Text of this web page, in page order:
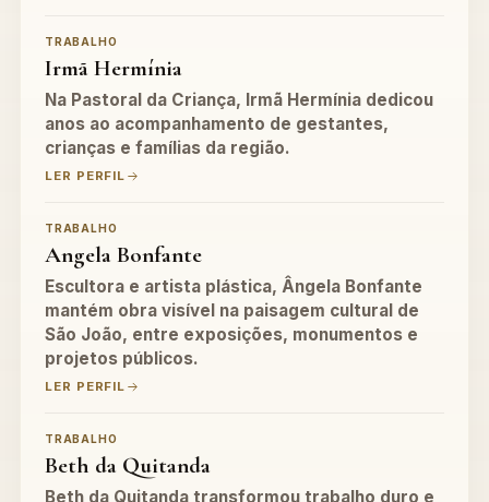
TRABALHO
Irmã Hermínia
Na Pastoral da Criança, Irmã Hermínia dedicou
anos ao acompanhamento de gestantes,
crianças e famílias da região.
LER PERFIL
TRABALHO
Angela Bonfante
Escultora e artista plástica, Ângela Bonfante
mantém obra visível na paisagem cultural de
São João, entre exposições, monumentos e
projetos públicos.
LER PERFIL
TRABALHO
Beth da Quitanda
Beth da Quitanda transformou trabalho duro e